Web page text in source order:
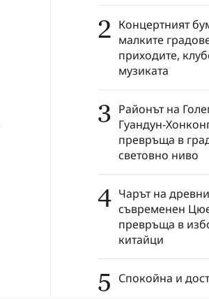
2 Концертният
малките
приходите,
музиката
3 Районът на
Гуандун-
превръща в
световно ниво
4 Чарът на
съвременен
превръща в
китайци
5 Спокойна и